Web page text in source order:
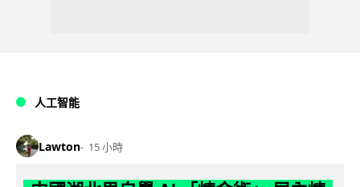
人工智能
Lawton 15 小時